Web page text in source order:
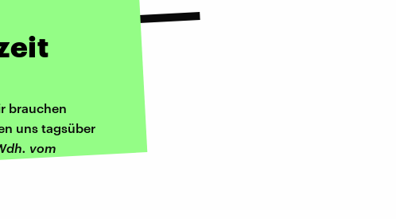
brauchen
uns tagsüber
vom